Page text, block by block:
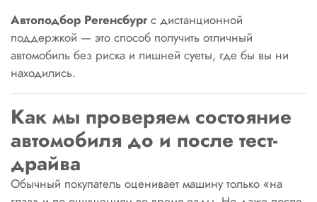
Автоподбор Регенсбург с дистанционной
поддержкой — это способ получить отличный
автомобиль без риска и лишней суеты, где бы вы ни
находились.
Как мы проверяем состояние
автомобиля до и после тест-
драйва
Обычный покупатель оценивает машину только «на